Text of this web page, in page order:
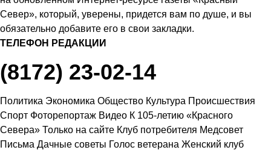
Север», который, уверены, придется вам по душе, и вы
обязательно добавите его в свои закладки.
ТЕЛЕФОН РЕДАКЦИИ
(8172) 23-02-14
Политика Экономика Общество Культура Происшествия
Спорт Фоторепортаж Видео К 105-летию «Красного
Севера» Только на сайте Клуб потребителя Медсовет
Письма Дачные советы Голос ветерана Женский клуб